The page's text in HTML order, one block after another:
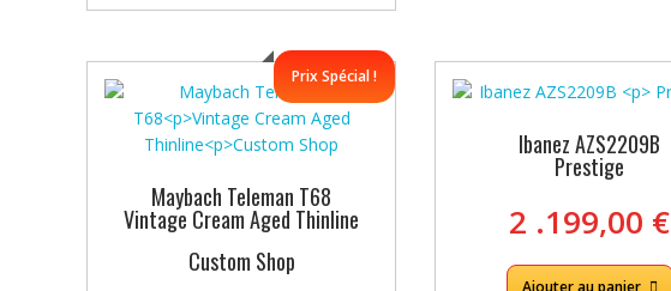
Prix Spécial !
Maybach Teleman T68
Vintage Cream Aged Thinline
Custom Shop
Ibanez AZS2209B
Prestige
2 .199,00 €
Ajouter au panier